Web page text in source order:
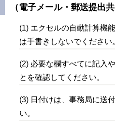
（電子メール・郵送提出共
(1) エクセルの自動計算機
は手書きしないでください
(2) 必要な欄すべてに記入
とを確認してください。
(3) 日付けは、事務局に送
い。